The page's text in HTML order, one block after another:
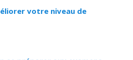
votre niveau de